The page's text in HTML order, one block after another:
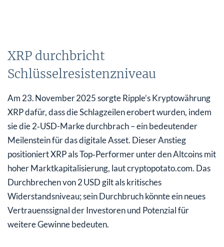
XRP durchbricht
Schlüsselresistenzniveau
Am 23. November 2025 sorgte Ripple’s Kryptowährung
XRP dafür, dass die Schlagzeilen erobert wurden, indem
sie die 2‑USD-Marke durchbrach – ein bedeutender
Meilenstein für das digitale Asset. Dieser Anstieg
positioniert XRP als Top‑Performer unter den Altcoins mit
hoher Marktkapitalisierung, laut cryptopotato.com. Das
Durchbrechen von 2 USD gilt als kritisches
Widerstandsniveau; sein Durchbruch könnte ein neues
Vertrauenssignal der Investoren und Potenzial für
weitere Gewinne bedeuten.